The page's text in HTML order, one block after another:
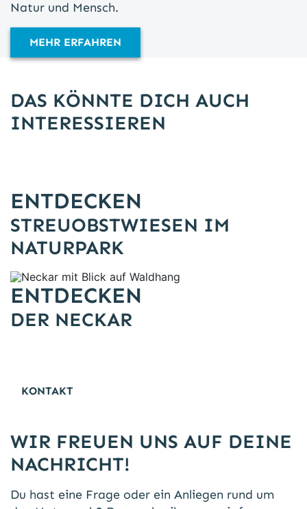
Natur und Mensch.
MEHR ERFAHREN
DAS KÖNNTE DICH AUCH
INTERESSIEREN
ENTDECKEN
STREUOBSTWIESEN IM
NATURPARK
Neckar mit Blick auf Waldhang
ENTDECKEN
DER NECKAR
KONTAKT
WIR FREUEN UNS AUF DEINE
NACHRICHT!
Du hast eine Frage oder ein Anliegen rund um